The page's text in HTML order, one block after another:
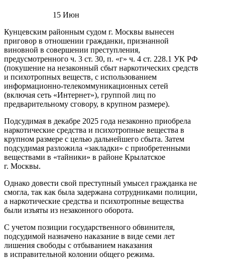
15Июн
Кунцевским районным судом г. Москвы вынесен
приговор в отношении гражданки, признанной
виновной в совершении преступления,
предусмотренного ч. 3 ст. 30, п. «г» ч. 4 ст. 228.1 УК РФ
(покушение на незаконный сбыт наркотических средств
и психотропных веществ, с использованием
информационно-телекоммуникационных сетей
(включая сеть «Интернет»), группой лиц по
предварительному сговору, в крупном размере).
Подсудимая в декабре 2025 года незаконно приобрела
наркотические средства и психотропные вещества в
крупном размере с целью дальнейшего сбыта. Затем
подсудимая разложила «закладки» с приобретенными
веществами в «тайники» в районе Крылатское
г. Москвы.
Однако довести свой преступный умысел гражданка не
смогла, так как была задержана сотрудниками полиции,
а наркотические средства и психотропные вещества
были изъяты из незаконного оборота.
С учетом позиции государственного обвинителя,
подсудимой назначено наказание в виде семи лет
лишения свободы с отбыванием наказания
в исправительной колонии общего режима.